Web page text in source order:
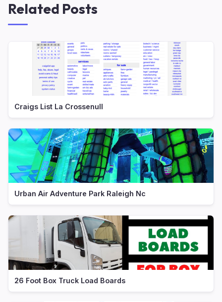
Related Posts
Craigs List La Crossenull
Urban Air Adventure Park Raleigh Nc
26 Foot Box Truck Load Boards